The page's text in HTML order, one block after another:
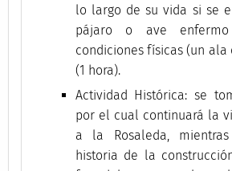
lo largo de su vida si se
pájaro o ave
condiciones físicas (un ala
(1 hora).
Actividad Histórica: se
por el cual continuará la
a la Rosaleda,
historia de la